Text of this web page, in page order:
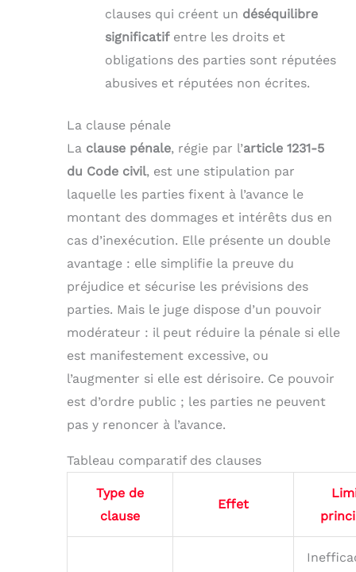
clauses qui créent un déséquilibre
significatifentre les droits et
obligations des parties sont réputées
abusives et réputées non écrites.
La clause pénale
La clause pénale, régie par l’article 1231-5
du Code civil, est une stipulation par
laquelle les parties fixent à l’avance le
montant des dommages et intérêts dus en
cas d’inexécution. Elle présente un double
avantage : elle simplifie la preuve du
préjudice et sécurise les prévisions des
parties. Mais le juge dispose d’un pouvoir
modérateur : il peut réduire la pénale si elle
est manifestement excessive, ou
l’augmenter si elle est dérisoire. Ce pouvoir
est d’ordre public ; les parties ne peuvent
pas y renoncer à l’avance.
Tableau comparatif des clauses
Type de
clause
Effet